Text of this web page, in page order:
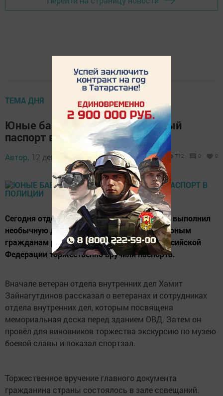
ТЕМА ДНЯ
Юные бавлинцы получали первый
паспорт в полиции
Автор, 12 декабря 2016 - 13:59 712 0 0
Сегодня отдел МВД по Бавлинскому району выполнил
необычную для себя миссию - именно там юным
гражданам района в День Конституции Российской
Федерации торжественно вручили паспорта.
Вначале ветеран отдела внутренних дел Хамит
Зайнагутдинов рассказал о ветеранах и сотрудниках
отдела внутренних дел, которым посвящена
мемориальная доска перед зданием ОВД. Затем он
провёл для виновников торжества экскурсию по музею
боевой славы и показал спортзал.
Торжественное вручение главного документа
гражданина страны состоялось в зале совещаний.